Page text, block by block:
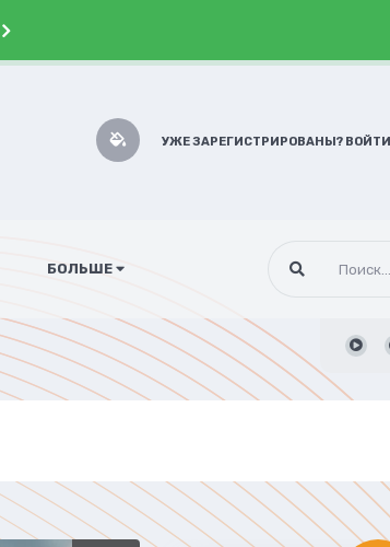
УЖЕ ЗАРЕГИСТРИРОВАНЫ? ВОЙТИ
БОЛЬШЕ